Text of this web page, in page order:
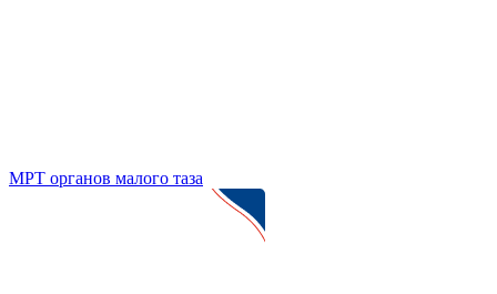
МРТ органов малого таза